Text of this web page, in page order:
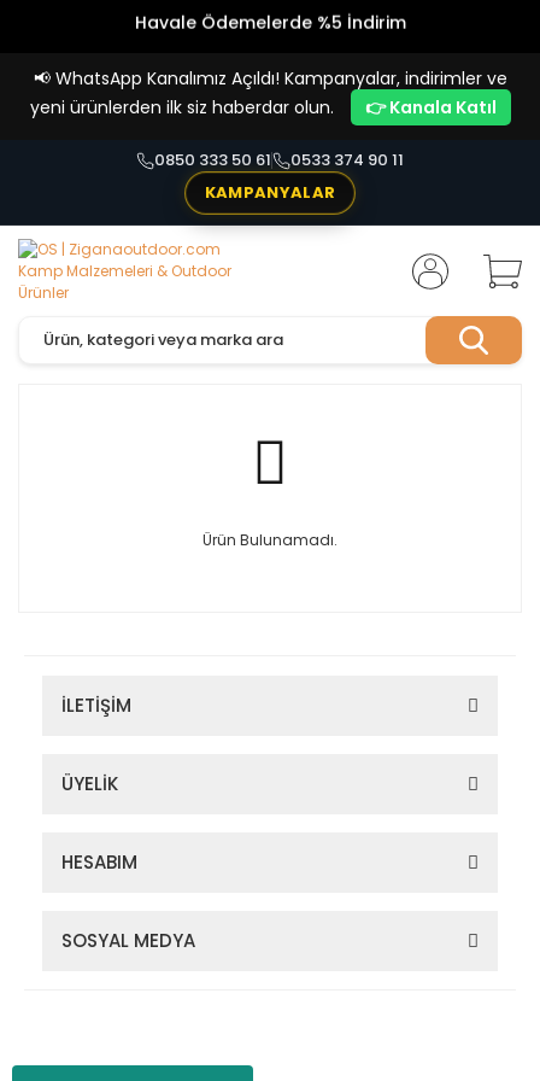
Havale Ödemelerde %5 İndirim
📢 WhatsApp Kanalımız Açıldı! Kampanyalar, indirimler ve
yeni ürünlerden ilk siz haberdar olun.
👉 Kanala Katıl
0850 333 50 61
0533 374 90 11
KAMPANYALAR
Ürün Bulunamadı.
İLETİŞİM
ÜYELİK
HESABIM
SOSYAL MEDYA